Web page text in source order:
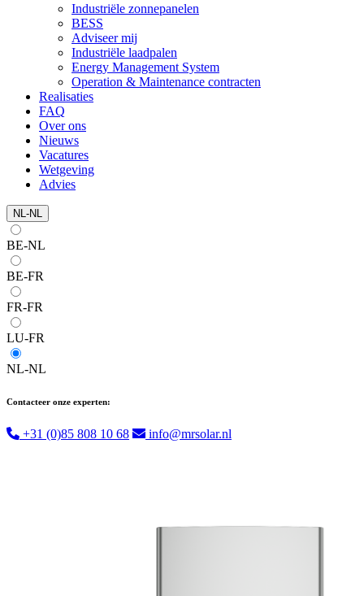
Industriële zonnepanelen
BESS
Adviseer mij
Industriële laadpalen
Energy Management System
Operation & Maintenance contracten
Realisaties
FAQ
Over ons
Nieuws
Vacatures
Wetgeving
Advies
NL-NL
BE-NL
BE-FR
FR-FR
LU-FR
NL-NL
Contacteer onze experten:
+31 (0)85 808 10 68 info@mrsolar.nl